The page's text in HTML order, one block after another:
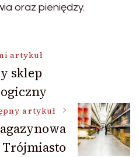
oraz pieniędzy.
artykuł
sklep
artykuł
Trójmiasto